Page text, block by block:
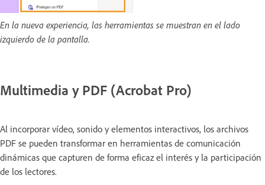
En la nueva experiencia, las herramientas se muestran en el lado
izquierdo de la pantalla.
Multimedia y PDF (Acrobat Pro)
Al incorporar vídeo, sonido y elementos interactivos, los archivos
PDF se pueden transformar en herramientas de comunicación
dinámicas que capturen de forma eficaz el interés y la participación
de los lectores.